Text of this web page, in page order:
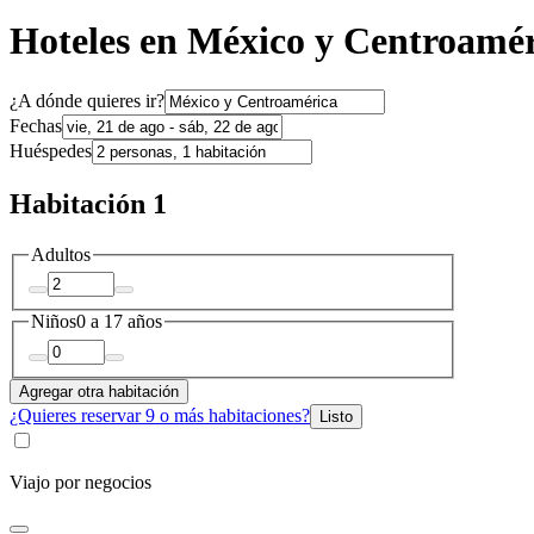
Hoteles en México y
¿A dónde quieres ir?
Fechas
Huéspedes
Habitación 1
Adultos
Niños0 a 17 años
Agregar otra habitación
¿Quieres reservar 9 o más habitaciones? Listo
Viajo por negocios